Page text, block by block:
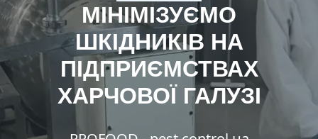
МІНІМІЗУЄМО
ШКІДНИКІВ НА
ПІДПРИЄМСТВАХ
ХАРЧОВОЇ ГАЛУЗІ